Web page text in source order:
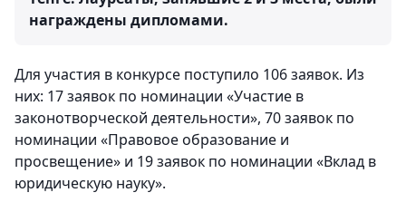
награждены дипломами.
Для участия в конкурсе поступило 106 заявок. Из
них: 17 заявок по номинации «Участие в
законотворческой деятельности», 70 заявок по
номинации «Правовое образование и
просвещение» и 19 заявок по номинации «Вклад в
юридическую науку».